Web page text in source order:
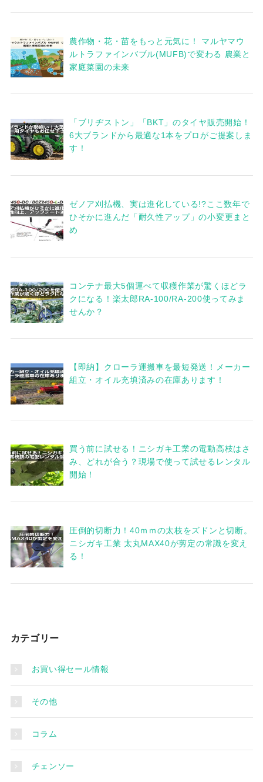
農作物・花・苗をもっと元気に！ マルヤマウ
ルトラファインバブル(MUFB)で変わる 農業と
家庭菜園の未来
「ブリヂストン」「BKT」のタイヤ販売開始！
6大ブランドから最適な1本をプロがご提案しま
す！
ゼノア刈払機、実は進化している!?ここ数年で
ひそかに進んだ「耐久性アップ」の小変更まと
め
コンテナ最大5個運べて収穫作業が驚くほどラ
クになる！楽太郎RA-100/RA-200使ってみま
せんか？
【即納】クローラ運搬車を最短発送！メーカー
組立・オイル充填済みの在庫あります！
買う前に試せる！ニシガキ工業の電動高枝はさ
み、どれが合う？現場で使って試せるレンタル
開始！
圧倒的切断力！40ｍｍの太枝をズドンと切断。
ニシガキ工業 太丸MAX40が剪定の常識を変え
る！
カテゴリー
お買い得セール情報
その他
コラム
チェンソー